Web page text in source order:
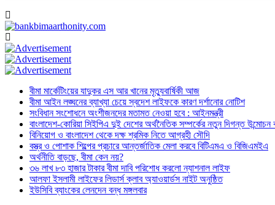
বীমা মার্কেটিংয়ের যাদুকর এস আর খানের মৃত্যুবার্ষিকী আজ
বীমা আইন লঙ্ঘনের ব্যাখ্যা চেয়ে স্বদেশ লাইফকে কারণ দর্শানোর নোটিশ
সংবিধান সংশোধনে অংশীজনদের মতামত নেওয়া হবে : আইনমন্ত্রী
বাংলাদেশ-কোরিয়া সিইপিএ দুই দেশের অর্থনৈতিক সম্পর্কের নতুন দিগন্ত উন্মোচন
বিনিয়োগ ও বাংলাদেশ থেকে দক্ষ শ্রমিক নিতে আগ্রহী সৌদি
বস্ত্র ও পোশাক শিল্পের প্রচারে আন্তর্জাতিক মেলা করবে বিটিএমএ ও বিজিএমইএ
অর্থনীতি বাড়ছে, বীমা কেন নয়?
৩৬ লাখ ৮৩ হাজার টাকার বীমা দাবি পরিশোধ করলো ন্যাশনাল লাইফ
আলফা ইসলামী লাইফের লিডার্স ক্লাব অ্যাওয়ার্ডস নাইট অনুষ্ঠিত
ইউসিবি ব্যাংকের লেনদেন বন্ধ মঙ্গলবার